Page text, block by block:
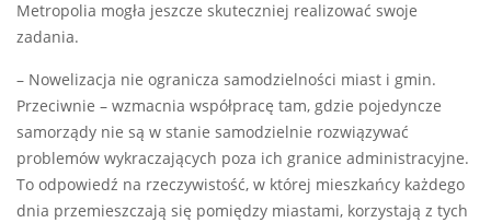
Metropolia mogła jeszcze skuteczniej realizować swoje
zadania.
– Nowelizacja nie ogranicza samodzielności miast i gmin.
Przeciwnie – wzmacnia współpracę tam, gdzie pojedyncze
samorządy nie są w stanie samodzielnie rozwiązywać
problemów wykraczających poza ich granice administracyjne.
To odpowiedź na rzeczywistość, w której mieszkańcy każdego
dnia przemieszczają się pomiędzy miastami, korzystają z tych